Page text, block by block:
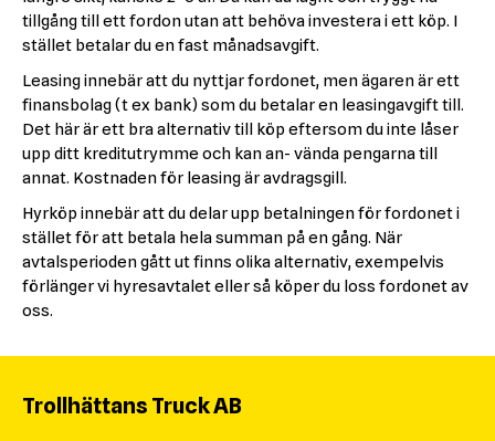
tillgång till ett fordon utan att behöva investera i ett köp. I
stället betalar du en fast månadsavgift.
Leasing innebär att du nyttjar fordonet, men ägaren är ett
finansbolag (t ex bank) som du betalar en leasingavgift till.
Det här är ett bra alternativ till köp eftersom du inte låser
upp ditt kreditutrymme och kan an- vända pengarna till
annat. Kostnaden för leasing är avdragsgill.
Hyrköp innebär att du delar upp betalningen för fordonet i
stället för att betala hela summan på en gång. När
avtalsperioden gått ut finns olika alternativ, exempelvis
förlänger vi hyresavtalet eller så köper du loss fordonet av
oss.
Trollhättans Truck AB